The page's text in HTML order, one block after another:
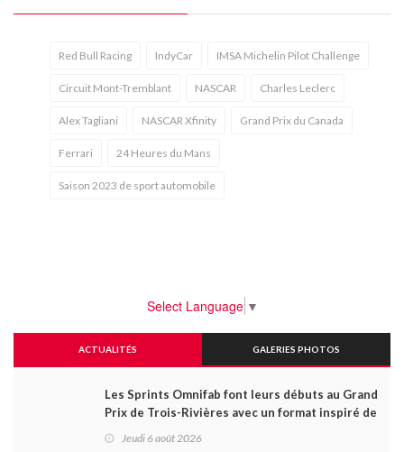
Red Bull Racing IndyCar IMSA Michelin Pilot Challenge
Circuit Mont-Tremblant NASCAR Charles Leclerc
Alex Tagliani NASCAR Xfinity Grand Prix du Canada
Ferrari 24 Heures du Mans
Saison 2023 de sport automobile
Select Language ▼
ACTUALITÉS GALERIES PHOTOS
Les Sprints Omnifab font leurs débuts au Grand
Prix de Trois-Rivières avec un format inspiré de
Jeudi 6 août 2026